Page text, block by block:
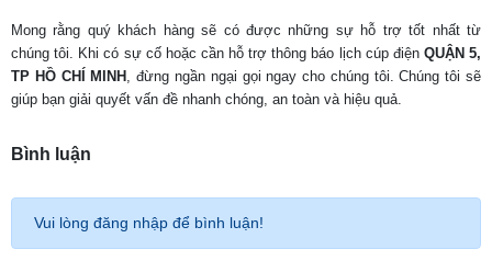
Mong rằng quý khách hàng sẽ có được những sự hỗ trợ tốt nhất từ
chúng tôi. Khi có sự cố hoặc cần hỗ trợ thông báo lịch cúp điện QUẬN 5,
TP HỒ CHÍ MINH , đừng ngần ngại gọi ngay cho chúng tôi. Chúng tôi sẽ
giúp bạn giải quyết vấn đề nhanh chóng, an toàn và hiệu quả.
Bình luận
Vui lòng đăng nhập để bình luận!